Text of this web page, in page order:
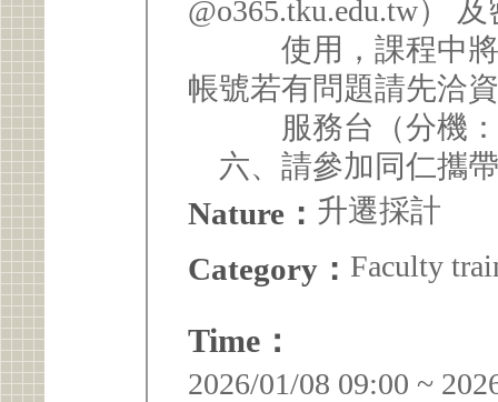
@o365.tku.edu.tw）
使用，課程中將不
帳號若有問題請先洽
服務台（分機：
六、請參加同仁攜
Nature： 升遷採計
Category： Faculty
Time：
2026/01/08 09:00 ~